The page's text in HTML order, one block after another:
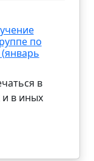
по
в
и в иных